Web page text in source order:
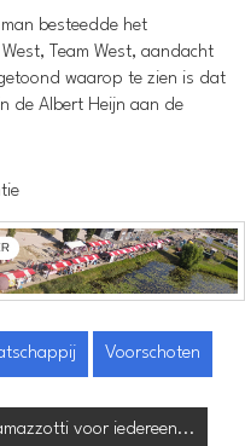
besteedde het
Team West, aandacht
waarop te zien is dat
de Albert Heijn aan de
Voorschoten
voor iedereen...